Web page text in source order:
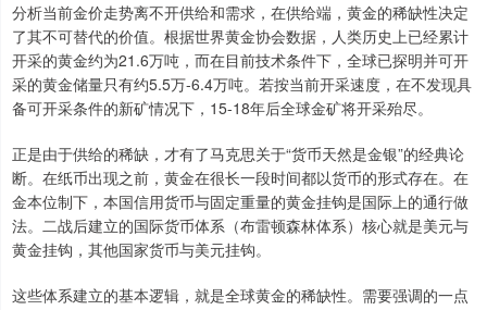
分析当前金价走势离不开供给和需求，在供给端，黄金的稀缺性决定
了其不可替代的价值。根据世界黄金协会数据，人类历史上已经累计
开采的黄金约为21.6万吨，而在目前技术条件下，全球已探明并可开
采的黄金储量只有约5.5万-6.4万吨。若按当前开采速度，在不发现具
备可开采条件的新矿情况下，15-18年后全球金矿将开采殆尽。
正是由于供给的稀缺，才有了马克思关于“货币天然是金银”的经典论
断。在纸币出现之前，黄金在很长一段时间都以货币的形式存在。在
金本位制下，本国信用货币与固定重量的黄金挂钩是国际上的通行做
法。二战后建立的国际货币体系（布雷顿森林体系）核心就是美元与
黄金挂钩，其他国家货币与美元挂钩。
这些体系建立的基本逻辑，就是全球黄金的稀缺性。需要强调的一点